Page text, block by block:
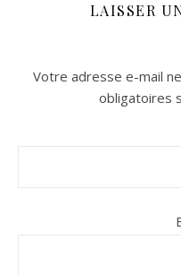
LAISSER
Votre adresse e-mail
obligatoires